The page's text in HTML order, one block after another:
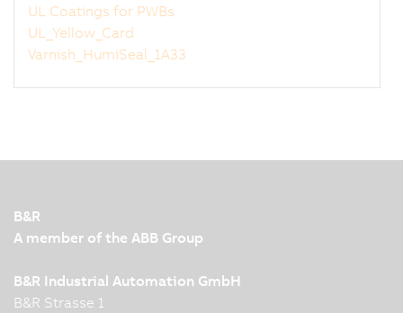
UL Coatings for PWBs
UL_Yellow_Card
Varnish_HumiSeal_1A33
B&R
A member of the ABB Group
B&R Industrial Automation GmbH
B&R Strasse 1